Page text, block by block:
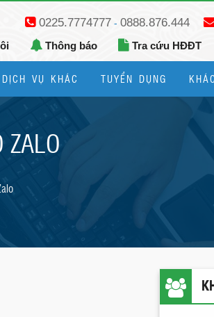
0225.7774777 - 0888.876.444
Thông báo Tra cứu HĐĐT
DỊCH VỤ KHÁC TUYỂN DỤNG
ZALO